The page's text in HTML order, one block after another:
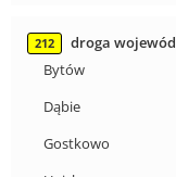
212
droga
Bytów
Dąbie
Gostkowo